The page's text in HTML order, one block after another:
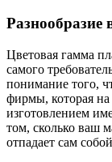
Цветовая гамма
самого
понимание того,
фирмы, которая на
изготовлением
том, сколько ваш
отпадает сам